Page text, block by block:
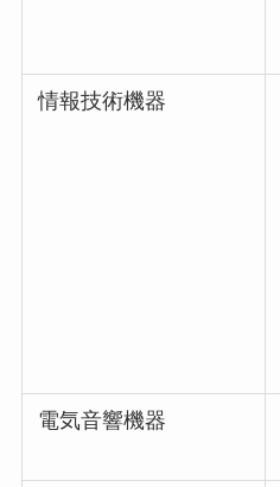
情報技術機器
電気音響機器